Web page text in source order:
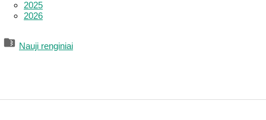
2025
2026
Nauji renginiai